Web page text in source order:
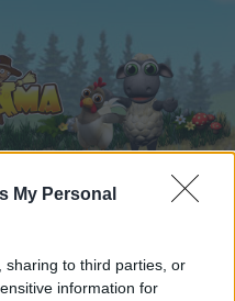
My Personal
sharing to third parties, or
information for